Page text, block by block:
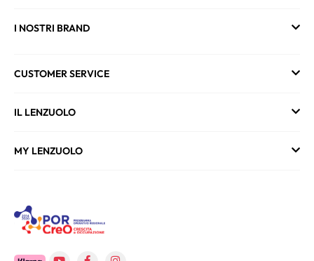
I NOSTRI BRAND
CUSTOMER SERVICE
IL LENZUOLO
MY LENZUOLO